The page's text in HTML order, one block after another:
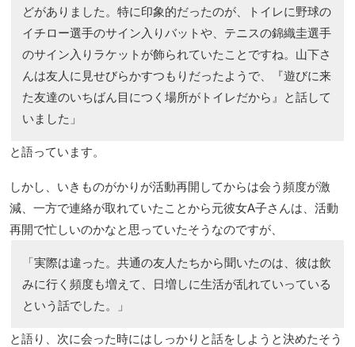
どがありました。特に印象的だったのが、トイレに野球の
イチロー選手のサイン入りバットや、テニスの錦織圭選手
のサイン入りラケットが飾られていたことですね。山下さ
んは友人に見せびらかすつもりだったようで、『遊びに来
た友達のいちばん目につく場所がトイレだから』と話して
いました」
と語っています。
しかし、いきものがかりが活動再開してからは会う頻度が激
減、一方で連絡が取れていたことから元彼女A子さんは、活動
再開で忙しいのかなと思っていたそうなのですが、
「実際は違った。共通の友人たちから聞いたのは、彼は飲
みに行く頻度も増えて、日増しに生活が乱れていっている
という話でした。」
と語り、次に会った時にはしっかりと話をしようと決めたそう